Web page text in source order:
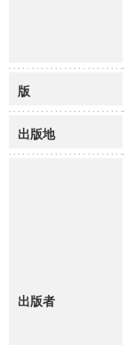
版
出版地
出版者